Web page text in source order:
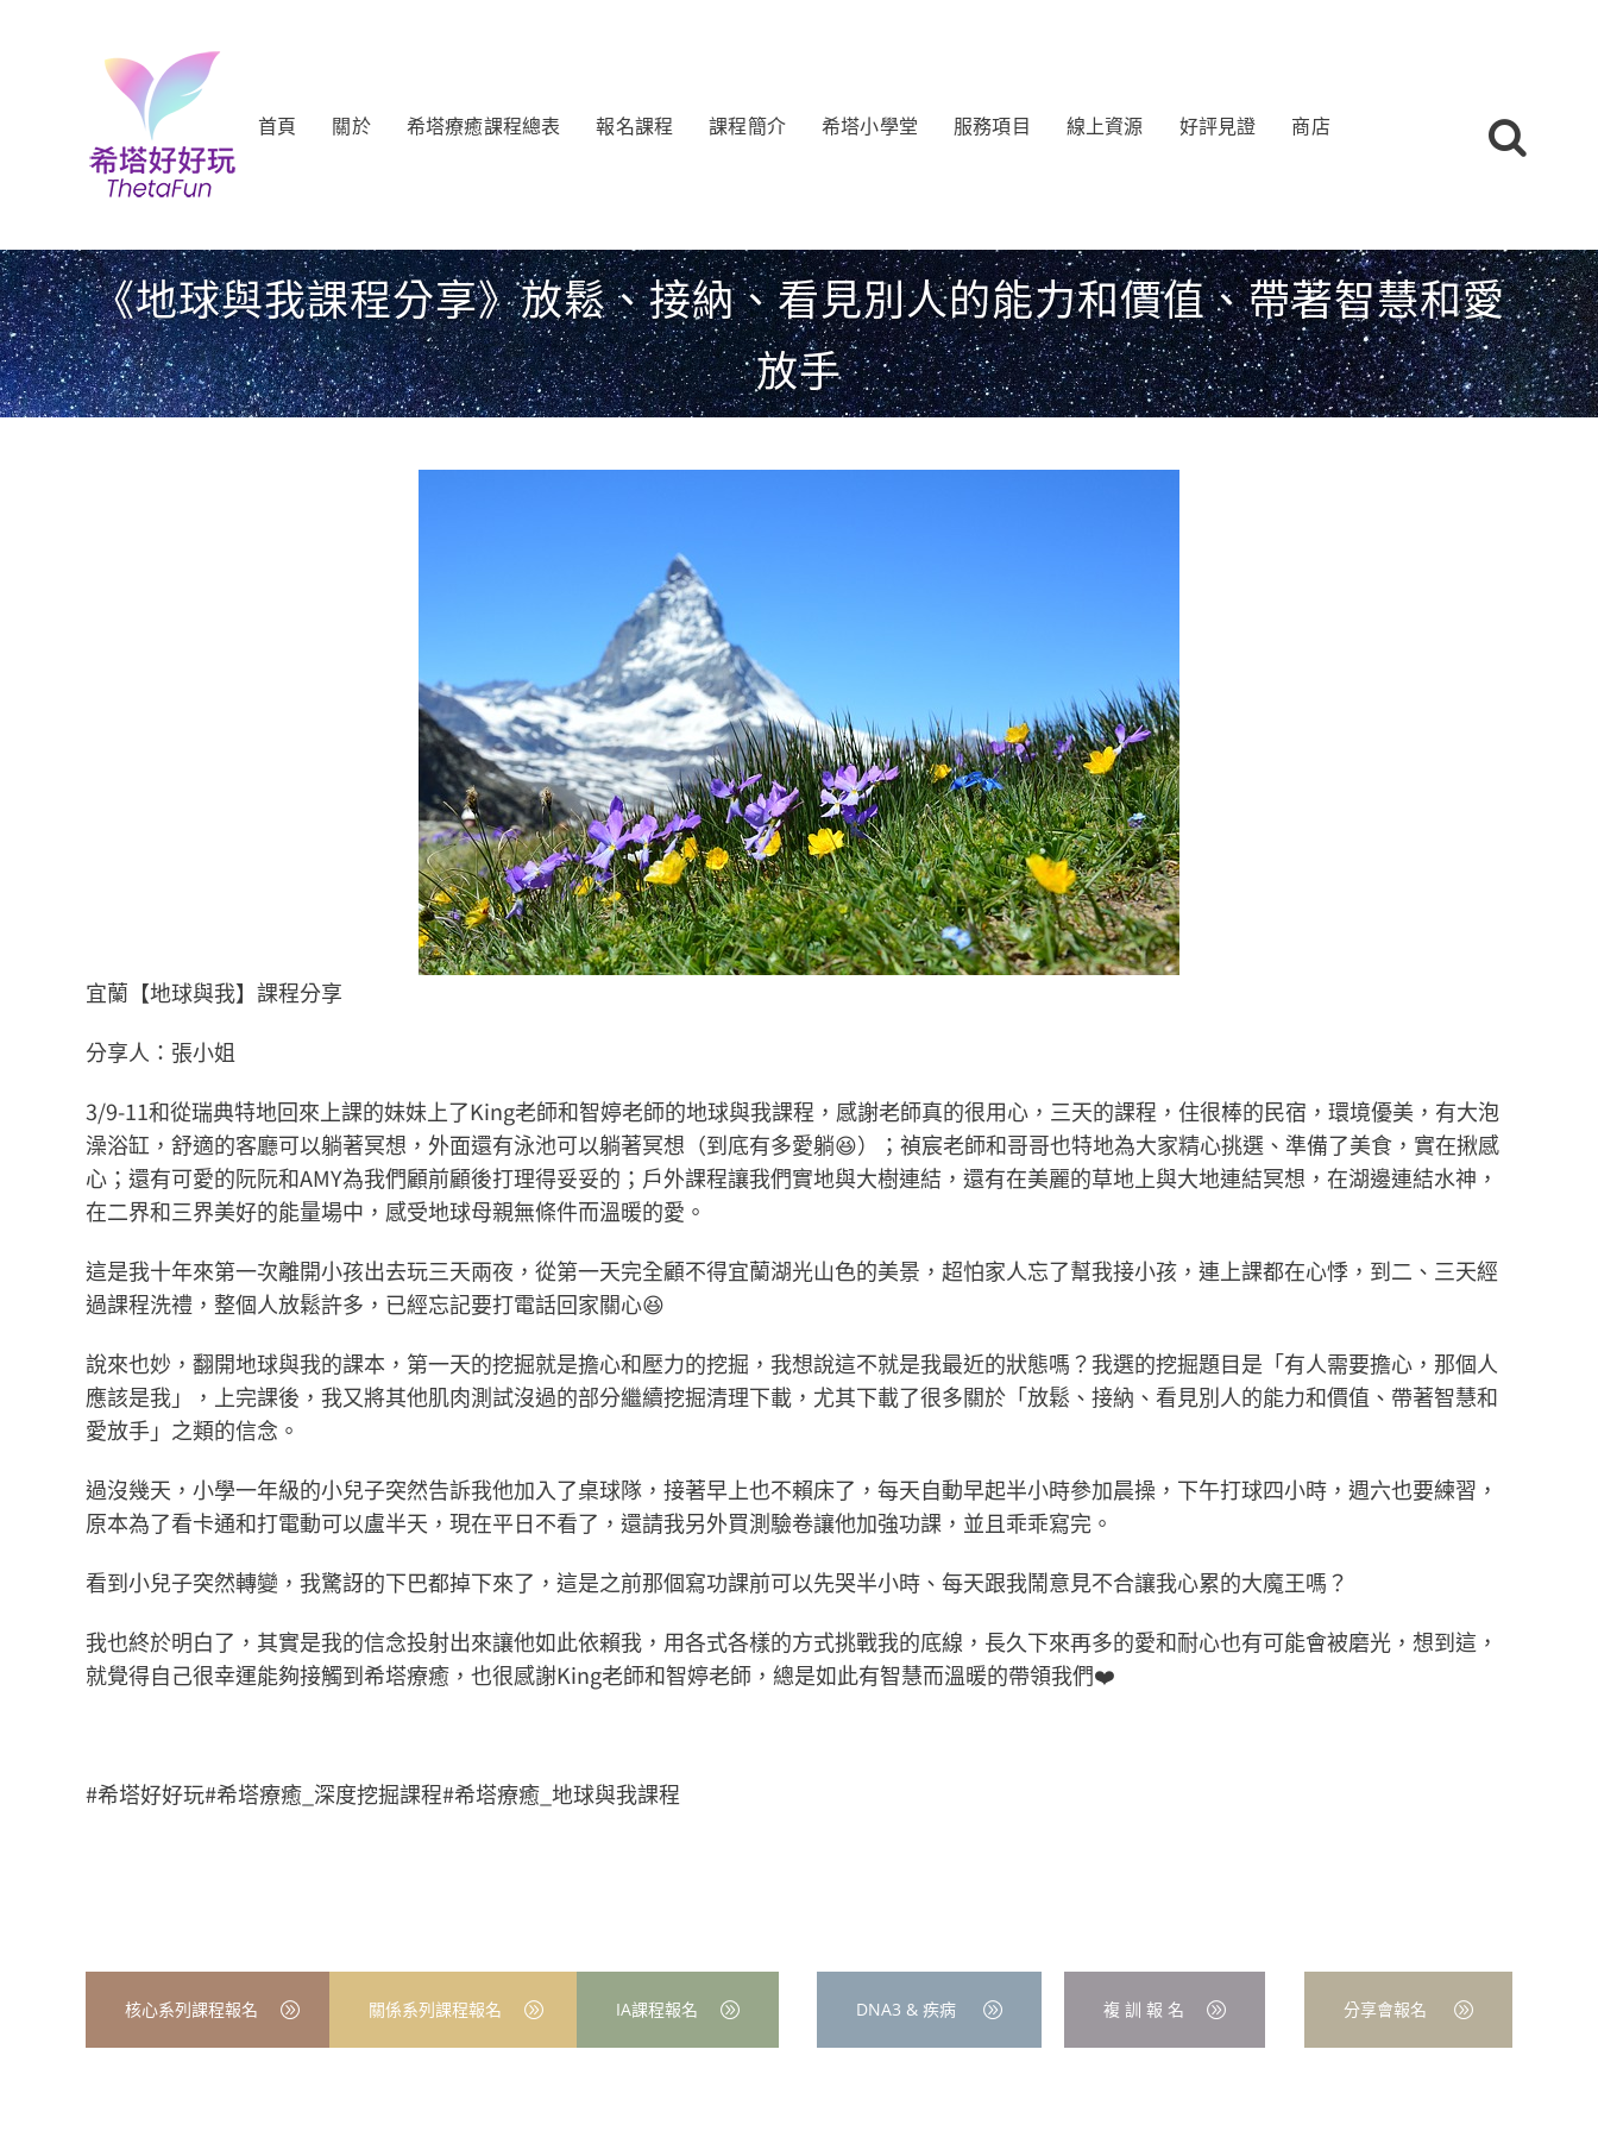
首頁 關於 希塔療癒課程總表 報名課程 課程簡介 希塔小學堂 服務項目 線上資源 好評見證 商店
《地球與我課程分享》放鬆、接納、看見別人的能力和價值、帶著智慧和愛
放手
宜蘭【地球與我】課程分享
分享人：張小姐
3/9-11和從瑞典特地回來上課的妹妹上了King老師和智婷老師的地球與我課程，感謝老師真的很用心，三天的課程，住很棒的民宿，環境優美，有大泡
澡浴缸，舒適的客廳可以躺著冥想，外面還有泳池可以躺著冥想（到底有多愛躺😆）；禎宸老師和哥哥也特地為大家精心挑選、準備了美食，實在揪感
心；還有可愛的阮阮和AMY為我們顧前顧後打理得妥妥的；戶外課程讓我們實地與大樹連結，還有在美麗的草地上與大地連結冥想，在湖邊連結水神，
在二界和三界美好的能量場中，感受地球母親無條件而溫暖的愛。
這是我十年來第一次離開小孩出去玩三天兩夜，從第一天完全顧不得宜蘭湖光山色的美景，超怕家人忘了幫我接小孩，連上課都在心悸，到二、三天經
過課程洗禮，整個人放鬆許多，已經忘記要打電話回家關心😆
說來也妙，翻開地球與我的課本，第一天的挖掘就是擔心和壓力的挖掘，我想說這不就是我最近的狀態嗎？我選的挖掘題目是「有人需要擔心，那個人
應該是我」，上完課後，我又將其他肌肉測試沒過的部分繼續挖掘清理下載，尤其下載了很多關於「放鬆、接納、看見別人的能力和價值、帶著智慧和
愛放手」之類的信念。
過沒幾天，小學一年級的小兒子突然告訴我他加入了桌球隊，接著早上也不賴床了，每天自動早起半小時參加晨操，下午打球四小時，週六也要練習，
原本為了看卡通和打電動可以盧半天，現在平日不看了，還請我另外買測驗卷讓他加強功課，並且乖乖寫完。
看到小兒子突然轉變，我驚訝的下巴都掉下來了，這是之前那個寫功課前可以先哭半小時、每天跟我鬧意見不合讓我心累的大魔王嗎？
我也終於明白了，其實是我的信念投射出來讓他如此依賴我，用各式各樣的方式挑戰我的底線，長久下來再多的愛和耐心也有可能會被磨光，想到這，
就覺得自己很幸運能夠接觸到希塔療癒，也很感謝King老師和智婷老師，總是如此有智慧而溫暖的帶領我們❤️
#希塔好好玩#希塔療癒_深度挖掘課程#希塔療癒_地球與我課程
核心系列課程報名 關係系列課程報名 IA課程報名 DNA3 & 疾病 複 訓 報 名 分享會報名